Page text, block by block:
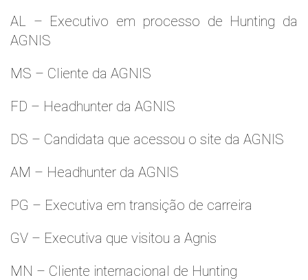
AL – Executivo em processo de Hunting da
AGNIS
MS – Cliente da AGNIS
FD – Headhunter da AGNIS
DS – Candidata que acessou o site da AGNIS
AM – Headhunter da AGNIS
PG – Executiva em transição de carreira
GV – Executiva que visitou a Agnis
MN – Cliente internacional de Hunting